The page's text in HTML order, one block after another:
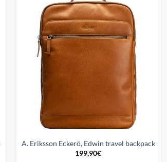
wishlist
A. Eriksson Eckerö, Edwin travel backpack
199,90€